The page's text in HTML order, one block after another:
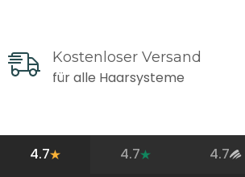
Kostenloser Versand
für alle Haarsysteme
4.7 4.7 4.7